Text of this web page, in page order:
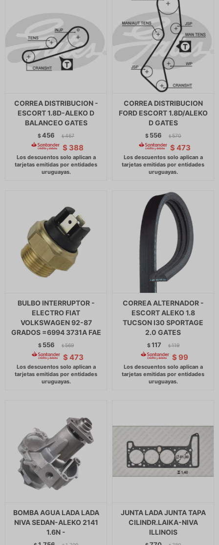
CORREA DISTRIBUCION -
ESCORT 1.8D-ALEKO D
BALANCEO GATES
$456 $ 467
$ 388
CORREA DISTRIBUCION
FORD ESCORT 1.8D/ALEKO
D GATES
$ 556 $ 570
$ 473
BULBO INTERRUPTOR -
ELECTRO FIAT
VOLKSWAGEN 92-87
GRADOS =6994 3731A FAE
$ 556 $ 569
$ 473
CORREA ALTERNADOR -
ESCORT ALEKO 1.8
TUCSON I30 SPORTAGE
2.0 GATES
$117 $ 119
$ 99
BOMBA AGUA LADA LADA
NIVA SEDAN-ALEKO 2141
1.6N -
JUNTA LADA JUNTA TAPA
CILINDR.LAIKA-NIVA
ILLINOIS